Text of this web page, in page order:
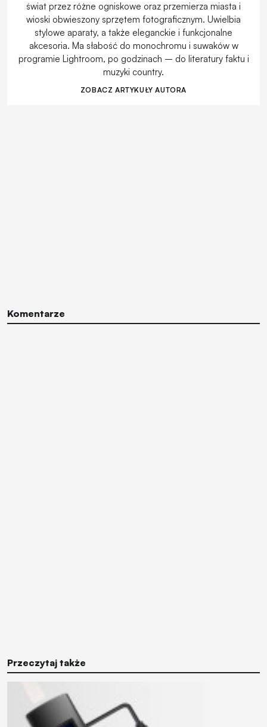
świat przez różne ogniskowe oraz przemierza miasta i
wioski obwieszony sprzętem fotograficznym. Uwielbia
stylowe aparaty, a także eleganckie i funkcjonalne
akcesoria. Ma słabość do monochromu i suwaków w
programie Lightroom, po godzinach – do literatury faktu i
muzyki country.
ZOBACZ ARTYKUŁY AUTORA
Komentarze
Przeczytaj także